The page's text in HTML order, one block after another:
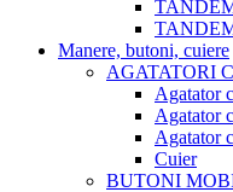
Manere, butoni, cuiere
AGATATORI
Agatator
Agatator
Agatator
Cuier
BUTONI